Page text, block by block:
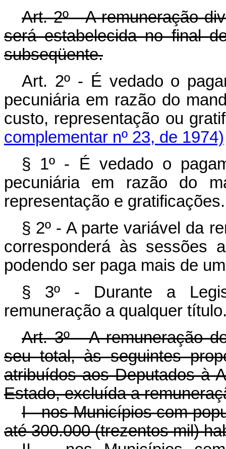
Art. 2º - A remuneração
será estabelecida no final
subseqüente.
Art. 2º - É vedado o
pecuniária em razão do
custo, representação ou
complementar nº 23, de 1974)
§ 1º - É vedado o
pecuniária em razão do
representação e gratificações.
§ 2º - A parte variável da
corresponderá às sessões
podendo ser paga mais de
§ 3º - Durante a
remuneração a qualquer
Art. 3º - A remuneração
seu total, às seguintes
atribuídos aos Deputados à
Estado, excluída a
I - nos Municípios com
até 300.000 (trezentos mil)